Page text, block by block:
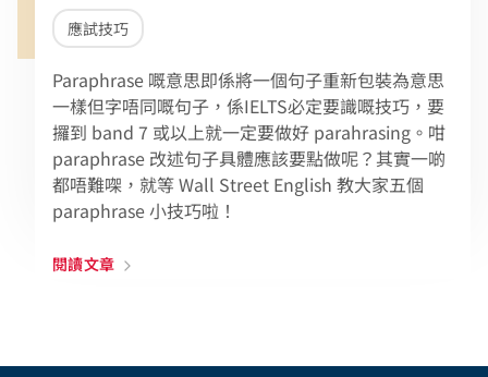
應試技巧
Paraphrase 嘅意思即係將一個句子重新包裝為意思
一樣但字唔同嘅句子，係IELTS必定要識嘅技巧，要
攞到 band 7 或以上就一定要做好 parahrasing。咁
paraphrase 改述句子具體應該要點做呢？其實一啲
都唔難㗎，就等 Wall Street English 教大家五個
paraphrase 小技巧啦！
閱讀文章